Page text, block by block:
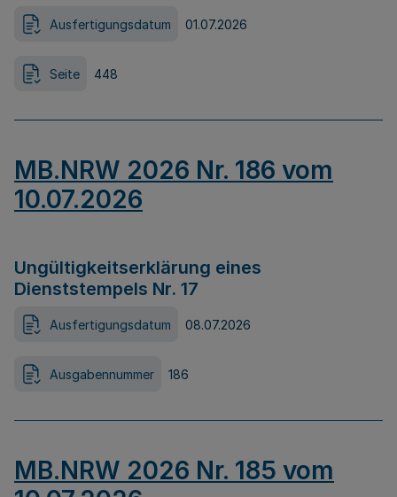
Ausfertigungsdatum 01.07.2026
Seite 448
MB.NRW 2026 Nr. 186 vom
10.07.2026
Ungültigkeitserklärung eines
Dienststempels Nr. 17
Ausfertigungsdatum 08.07.2026
Ausgabennummer 186
MB.NRW 2026 Nr. 185 vom